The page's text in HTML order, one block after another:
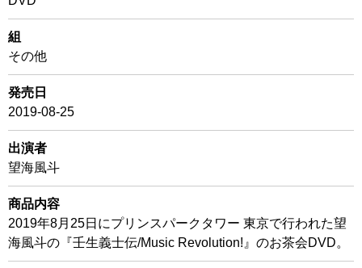
組
その他
発売日
2019-08-25
出演者
望海風斗
商品内容
2019年8月25日にプリンスパークタワー 東京で行われた望
海風斗の『壬生義士伝/Music Revolution!』のお茶会DVD。